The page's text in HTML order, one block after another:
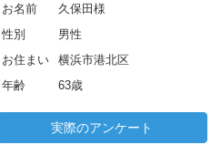
お名前
久保田様
性別
男性
お住まい
横浜市港北区
年齢
63歳
実際のアンケート